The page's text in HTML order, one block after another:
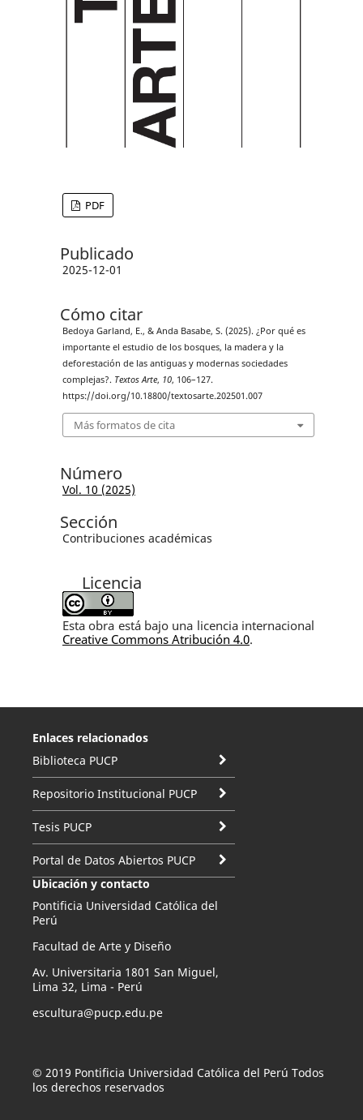
PDF
Publicado
2025-12-01
Cómo citar
Bedoya Garland, E., & Anda Basabe, S. (2025). ¿Por qué es
importante el estudio de los bosques, la madera y la
deforestación de las antiguas y modernas sociedades
complejas?. Textos Arte, 10, 106–127.
https://doi.org/10.18800/textosarte.202501.007
Más formatos de cita
Número
Vol. 10 (2025)
Sección
Contribuciones académicas
Licencia
Esta obra está bajo una licencia internacional
Creative Commons Atribución 4.0.
Enlaces relacionados
Biblioteca PUCP
Repositorio Institucional PUCP
Tesis PUCP
Portal de Datos Abiertos PUCP
Ubicación y contacto
Pontificia Universidad Católica del
Perú
Facultad de Arte y Diseño
Av. Universitaria 1801 San Miguel,
Lima 32, Lima - Perú
escultura@pucp.edu.pe
© 2019 Pontificia Universidad Católica del Perú Todos
los derechos reservados